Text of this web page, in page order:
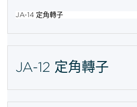
JA-14 定角轉子
JA-12 定角轉子